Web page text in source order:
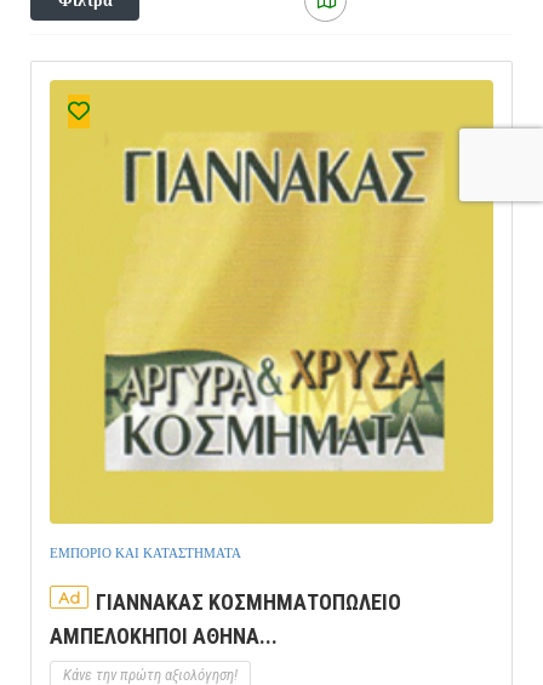
ΕΜΠΟΡΙΟ ΚΑΙ ΚΑΤΑΣΤΗΜΑΤΑ
Ad
ΓΙΑΝΝΑΚΑΣ ΚΟΣΜΗΜΑΤΟΠΩΛΕΙΟ
ΑΜΠΕΛΟΚΗΠΟΙ ΑΘΗΝΑ...
Κάνε την πρώτη αξιολόγηση!